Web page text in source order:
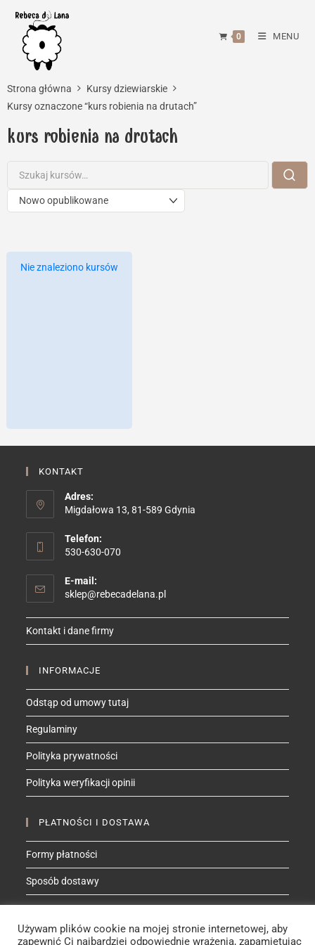
content
0 MENU
Strona główna
Kursy dziewiarskie
Kursy oznaczone “kurs robienia na drutach”
kurs robienia na drutach
Nie znaleziono kursów
KONTAKT
Adres:
Migdałowa 13, 81-589 Gdynia
Telefon:
530-630-070
E-mail:
sklep@rebecadelana.plOpens
your
Kontakt i dane firmy
INFORMACJE
Odstąp od umowy tutaj
Regulaminy
Polityka prywatności
Polityka weryfikacji opinii
PŁATNOŚCI I DOSTAWA
Formy płatności
Sposób dostawy
Używam plików cookie na mojej stronie internetowej, aby
zapewnić Ci najbardziej odpowiednie wrażenia, zapamiętując